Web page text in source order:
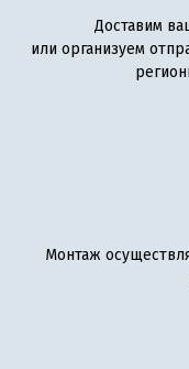
Доставим
или организуем
Монтаж